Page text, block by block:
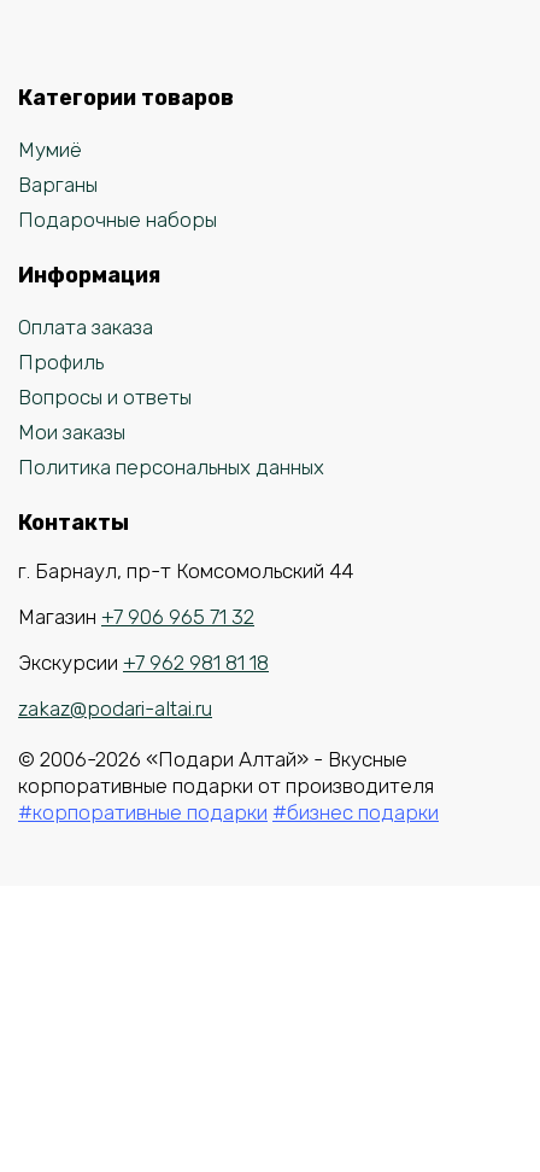
Категории товаров
Мумиё
Варганы
Подарочные наборы
Информация
Оплата заказа
Профиль
Вопросы и ответы
Мои заказы
Политика персональных данных
Контакты
г. Барнаул, пр-т Комсомольский 44
Магазин +7 906 965 71 32
Экскурсии +7 962 981 81 18
zakaz@podari-altai.ru
© 2006-2026 «Подари Алтай» - Вкусные
корпоративные подарки от производителя
#корпоративные подарки #бизнес подарки